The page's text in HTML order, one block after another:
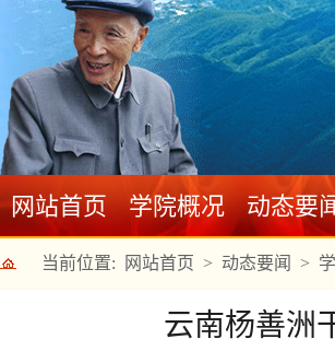
网站首页 学院概况 动态要
当前位置: 网站首页 > 动态要闻 >
云南杨善洲